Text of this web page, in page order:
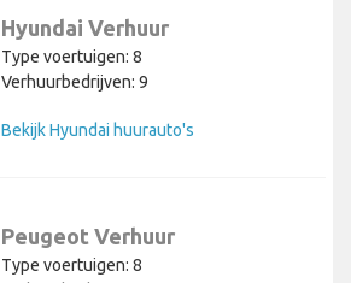
Hyundai Verhuur
Type voertuigen: 8
Verhuurbedrijven: 9
Bekijk Hyundai huurauto's
Peugeot Verhuur
Type voertuigen: 8